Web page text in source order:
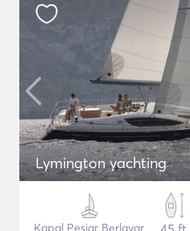
Lymington yachting
Kapal Pesiar Berlayar